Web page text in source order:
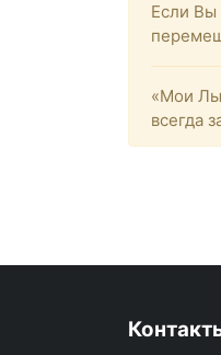
Если Вы
«Мои
всегда